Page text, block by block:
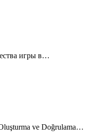
игры в…
ve Doğrulama…